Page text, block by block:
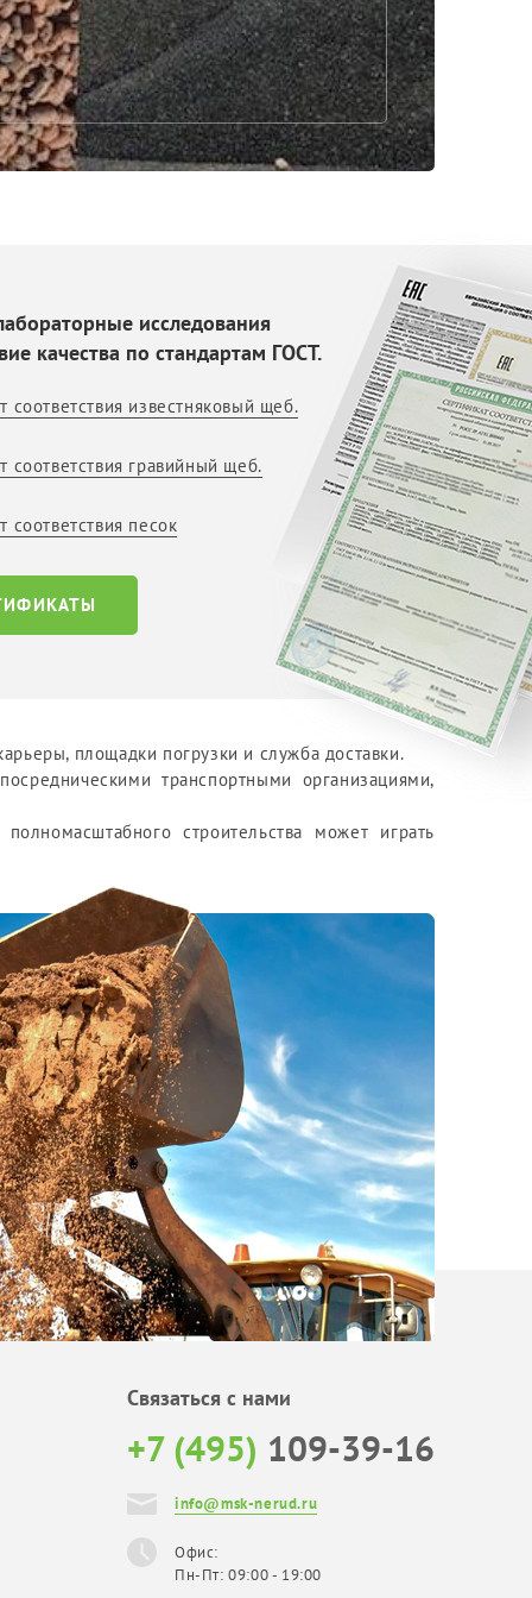
исследования
качества по стандартам ГОСТ.
соответствия известняковый щеб.
соответствия гравийный щеб.
соответствия песок
площадки погрузки и служба доставки.
транспортными организациями,
строительства может играть
Связаться с нами
+7 (495) 109-39-16
info@msk-nerud.ru
Офис:
Пн-Пт: 09:00 - 19:00